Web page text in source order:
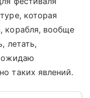
которая
корабля, вообще
летать,
ожидаю
таких явлений.